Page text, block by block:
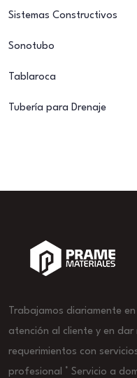
Sistemas Constructivos
Sonotubo
Tablaroca
Tubería para Drenaje
Trabajamos diariamente
atención al cliente y en
requerimientos con
profesional ° Servicio a